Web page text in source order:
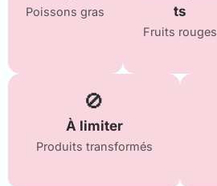
Poissons gras
ts
Fruits rouges
🚫
À limiter
Produits transformés